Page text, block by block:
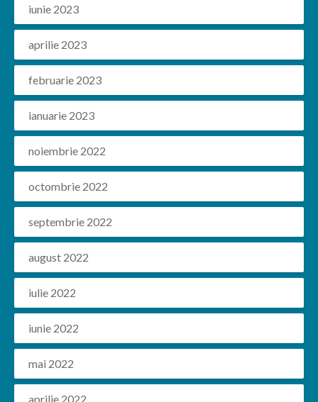
iunie 2023
aprilie 2023
februarie 2023
ianuarie 2023
noiembrie 2022
octombrie 2022
septembrie 2022
august 2022
iulie 2022
iunie 2022
mai 2022
aprilie 2022